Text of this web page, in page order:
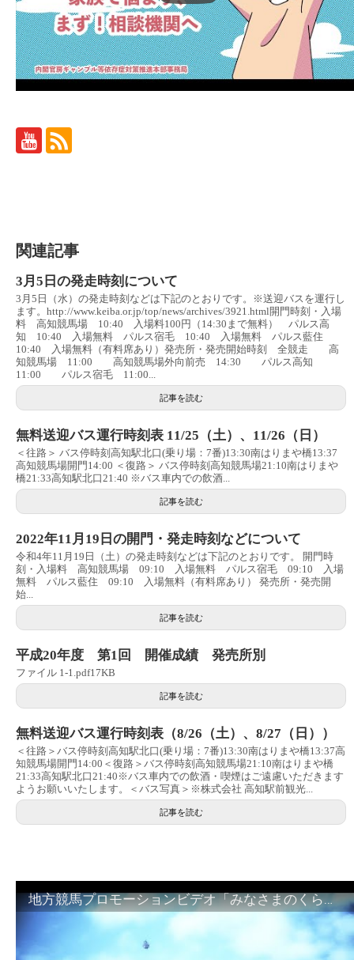
関連記事
3月5日の発走時刻について
3月5日（水）の発走時刻などは下記のとおりです。※送迎バスを運行し
ます。http://www.keiba.or.jp/top/news/archives/3921.html開門時刻・入場
料 高知競馬場 10:40 入場料100円（14:30まで無料） パルス高
知 10:40 入場無料 パルス宿毛 10:40 入場無料 パルス藍住
10:40 入場無料（有料席あり）発売所・発売開始時刻 全競走 高
知競馬場 11:00 高知競馬場外向前売 14:30 パルス高知
11:00 パルス宿毛 11:00...
記事を読む
無料送迎バス運行時刻表 11/25（土）、11/26（日）
＜往路＞ バス停時刻高知駅北口(乗り場：7番)13:30南はりまや橋13:37
高知競馬場開門14:00 ＜復路＞ バス停時刻高知競馬場21:10南はりまや
橋21:33高知駅北口21:40 ※バス車内での飲酒...
記事を読む
2022年11月19日の開門・発走時刻などについて
令和4年11月19日（土）の発走時刻などは下記のとおりです。 開門時
刻・入場料 高知競馬場 09:10 入場無料 パルス宿毛 09:10 入場
無料 パルス藍住 09:10 入場無料（有料席あり） 発売所・発売開
始...
記事を読む
平成20年度 第1回 開催成績 発売所別
ファイル 1-1.pdf17KB
記事を読む
無料送迎バス運行時刻表（8/26（土）、8/27（日））
＜往路＞バス停時刻高知駅北口(乗り場：7番)13:30南はりまや橋13:37高
知競馬場開門14:00＜復路＞バス停時刻高知競馬場21:10南はりまや橋
21:33高知駅北口21:40※バス車内での飲酒・喫煙はご遠慮いただきます
ようお願いいたします。＜バス写真＞※株式会社 高知駅前観光...
記事を読む
地方競馬プロモーションビデオ「みなさまのくらしのために」30秒篇｜NAR公式